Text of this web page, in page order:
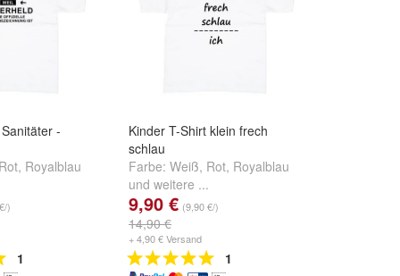
-
Rot, Royalblau
)
1
Kinder T-Shirt klein frech
schlau
Farbe: Weiß, Rot, Royalblau
und weitere ...
9,90 € (9,90 €/)
14,90 €
+ 4,90 € Versand
1